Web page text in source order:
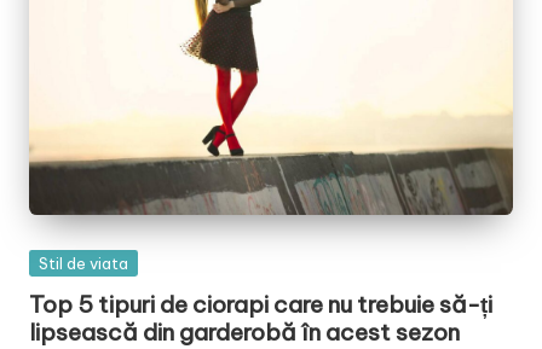
Posted
Stil de viata
Top 5 tipuri de ciorapi care nu trebuie să-ți
lipsească din garderobă în acest sezon